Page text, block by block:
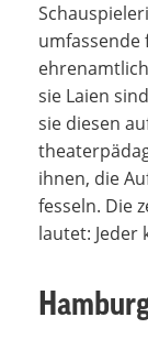
umfassende
sie Laien
sie diesen
ihnen, die
fesseln. Die
lautet: Jeder